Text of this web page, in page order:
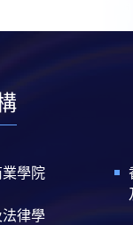
學院
律學